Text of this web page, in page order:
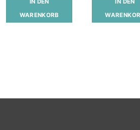
IN DEN
WARENKORB
IN DEN